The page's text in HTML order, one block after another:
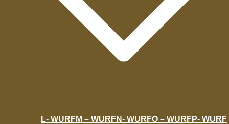
L- WURFM – WURFN- WURFO – WURFP- WURF